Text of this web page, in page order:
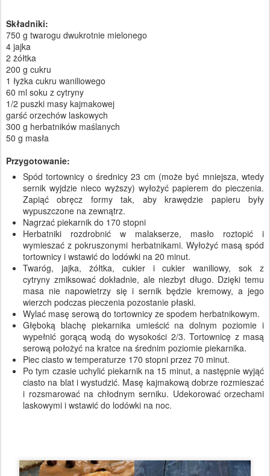
Składniki:
750 g twarogu dwukrotnie mielonego
4 jajka
2 żółtka
200 g cukru
1 łyżka cukru waniliowego
60 ml soku z cytryny
1/2 puszki masy kajmakowej
garść orzechów laskowych
300 g herbatników maślanych
50 g masła
Przygotowanie:
Spód tortownicy o średnicy 23 cm (może być mniejsza, wtedy
sernik wyjdzie nieco wyższy) wyłożyć papierem do pieczenia.
Zapiąć obręcz formy tak, aby krawędzie papieru były
wypuszczone na zewnątrz.
Nagrzać piekarnik do 170 stopni
Herbatniki rozdrobnić w malakserze, masło roztopić i
wymieszać z pokruszonymi herbatnikami. Wyłożyć masą spód
tortownicy i wstawić do lodówki na 20 minut.
Twaróg, jajka, żółtka, cukier i cukier waniliowy, sok z
cytryny zmiksować dokładnie, ale niezbyt długo. Dzięki temu
masa nie napowietrzy się i sernik będzie kremowy, a jego
wierzch podczas pieczenia pozostanie płaski.
Wylać masę serową do tortownicy ze spodem herbatnikowym.
Głęboką blachę piekarnika umieścić na dolnym poziomie i
wypełnić gorącą wodą do wysokości 2/3. Tortownicę z masą
serową położyć na kratce na średnim poziomie piekarnika.
Piec ciasto w temperaturze 170 stopni przez 70 minut.
Po tym czasie uchylić piekarnik na 15 minut, a następnie wyjąć
ciasto na blat i wystudzić. Masę kajmakową dobrze rozmieszać
i rozsmarować na chłodnym serniku. Udekorować orzechami
laskowymi i wstawić do lodówki na noc.